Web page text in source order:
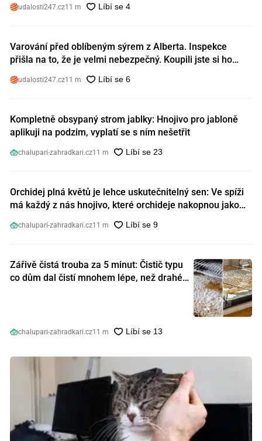
udalosti247.cz11 m
Varování před oblíbeným sýrem z Alberta. Inspekce
přišla na to, že je velmi nebezpečný. Koupili jste si ho
udalosti247.cz11 m
Kompletně obsypaný strom jablky: Hnojivo pro jabloně
aplikuji na podzim, vyplatí se s ním nešetřit
chalupari-zahradkari.cz11 m
Orchidej plná květů je lehce uskutečnitelný sen: Ve spíži
má každý z nás hnojivo, které orchideje nakopnou jako
chalupari-zahradkari.cz11 m
Zářivě čistá trouba za 5 minut: Čistič typu
co dům dal čistí mnohem lépe, než drahé
chalupari-zahradkari.cz11 m